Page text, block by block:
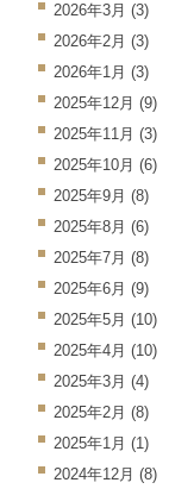
2026年3月 (3)
2026年2月 (3)
2026年1月 (3)
2025年12月 (9)
2025年11月 (3)
2025年10月 (6)
2025年9月 (8)
2025年8月 (6)
2025年7月 (8)
2025年6月 (9)
2025年5月 (10)
2025年4月 (10)
2025年3月 (4)
2025年2月 (8)
2025年1月 (1)
2024年12月 (8)